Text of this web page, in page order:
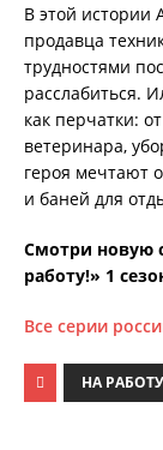
В этой истории
продавца
трудностями
расслабиться.
как перчатки:
ветеринара,
героя мечтают
и баней для
Смотри новую
работу!» 1
Все серии
НА